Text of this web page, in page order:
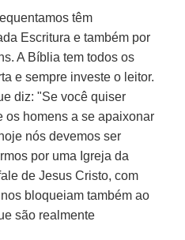
têm
Escritura e também por
A Bíblia tem todos os
e sempre investe o leitor.
diz: "Se você quiser
os homens a se apaixonar
nós devemos ser
por uma Igreja da
de Jesus Cristo, com
bloqueiam também ao
são realmente